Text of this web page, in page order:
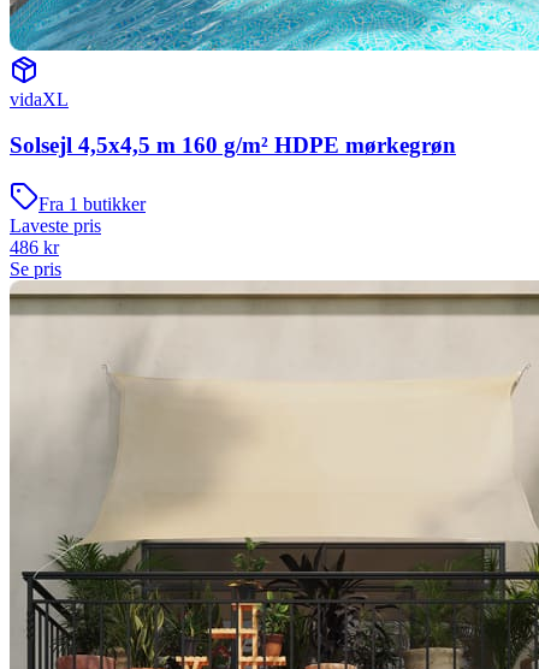
vidaXL
Solsejl 4,5x4,5 m 160 g/m² HDPE mørkegrøn
Fra 1 butikker
Laveste pris
486 kr
Se pris